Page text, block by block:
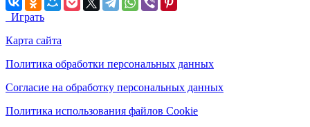
Играть
Карта сайта
Политика обработки персональных данных
Согласие на обработку персональных данных
Политика использования файлов Cookie